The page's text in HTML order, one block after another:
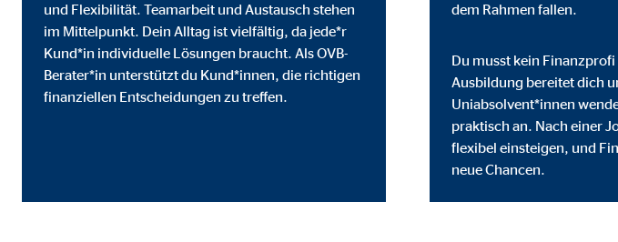
und Flexibilität. Teamarbeit und Austausch stehen
im Mittelpunkt. Dein Alltag ist vielfältig, da jede*r
Kund*in individuelle Lösungen braucht. Als OVB-
Berater*in unterstützt du Kund*innen, die richtigen
finanziellen Entscheidungen zu treffen.
dem Rahmen fallen.
Du musst kein Finanzprofi
Ausbildung bereitet dich
Uniabsolvent*innen
praktisch an. Nach einer
flexibel einsteigen, und
neue Chancen.
Externe Medien
Inhalte von Video- und Kartenplattformen werden beim Besuch unserer Webseite
willigen Sie auch in die mögliche Übermittlung Ihrer Daten an Dienste in